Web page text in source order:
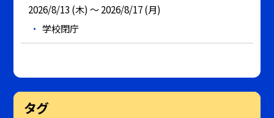
2026/8/13 (木) ～ 2026/8/17 (月)
学校閉庁
タグ